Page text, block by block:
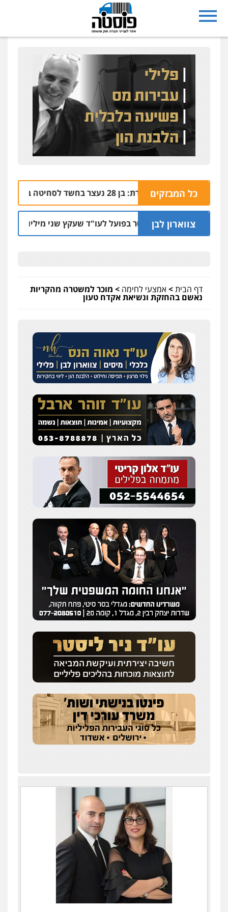
כל המבזקים
נצרת: בן 28 נעצר בחשד לסחיטה באיומים מטלפון שאינו שלו
צווארון לבן
מאסר בפועל לעו"ד שעקץ שני מיליון שקל על דירה
דף הבית>אמצעי לחימה > מוכר למשטרה מהקריות
נאשם בהחזקת ונשיאת אקדח טעון
עדי כרמלי – חברת עו"ד
פלילי כלכלי עורכי דין לענייני אסירים
0525060666